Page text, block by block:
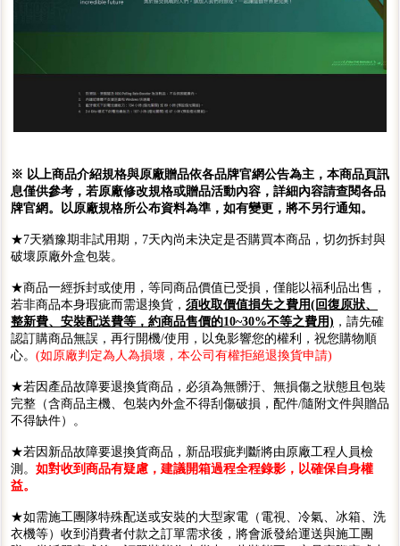
※ 以上商品介紹規格與原廠贈品依各品牌官網公告為主，本商品頁訊
息僅供參考，若原廠修改規格或贈品活動內容，詳細內容請查閱各品
牌官網。以原廠規格所公布資料為準，如有變更，將不另行通知。
★7天猶豫期非試用期，7天內尚未決定是否購買本商品，切勿拆封與
破壞原廠外盒包裝。
★商品一經拆封或使用，等同商品價值已受損，僅能以福利品出售，
若非商品本身瑕疵而需退換貨， 須收取價值損失之費用(回復原狀、
整新費、安裝配送費等，約商品售價的10~30%不等之費用) ，請先確
認訂購商品無誤，再行開機/使用，以免影響您的權利，祝您購物順
心。 (如原廠判定為人為損壞，本公司有權拒絕退換貨申請)
★若因產品故障要退換貨商品，必須為無髒汙、無損傷之狀態且包裝
完整（含商品主機、包裝內外盒不得刮傷破損，配件/隨附文件與贈品
不得缺件）。
★若因新品故障要退換貨商品，新品瑕疵判斷將由原廠工程人員檢
測。 如對收到商品有疑慮，建議開箱過程全程錄影，以確保自身權
益。
★如需施工團隊特殊配送或安裝的大型家電（電視、冷氣、冰箱、洗
衣機等）收到消費者付款之訂單需求後，將會派發給運送與施工團